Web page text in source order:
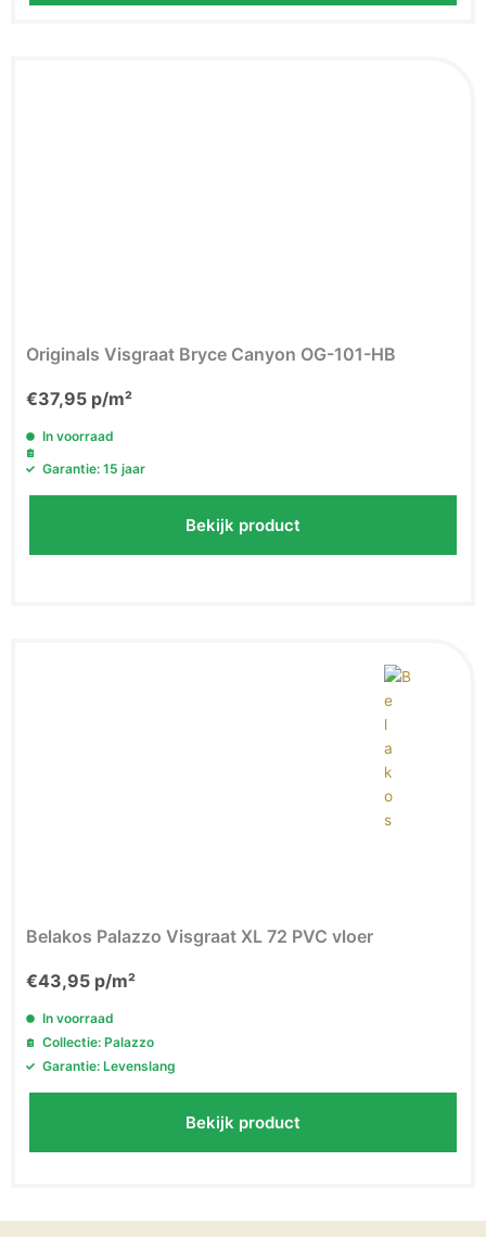
Originals Visgraat Bryce Canyon OG-101-HB
€37,95 p/m²
In voorraad
Garantie: 15 jaar
Bekijk product
Belakos Palazzo Visgraat XL 72 PVC vloer
€43,95 p/m²
In voorraad
Collectie: Palazzo
Garantie: Levenslang
Bekijk product